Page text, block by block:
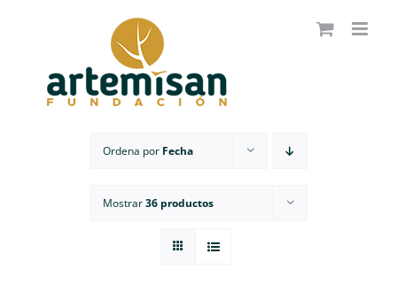
Ordena por Fecha
Mostrar36 productos